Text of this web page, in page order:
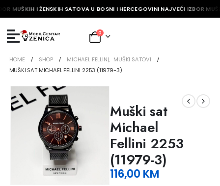
MUŠKIH I ŽENSKIH SATOVA U BOSNI I HERCEGOVINI NAJVEĆI IZBOR
0
HOME SHOP MICHAEL FELLINI, MUŠKI SATOVI
MUŠKI SAT MICHAEL FELLINI 2253 (11979-3)
Muški sat
Michael
Fellini 2253
(11979-3)
116,00 KM